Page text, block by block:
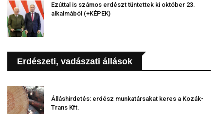
Ezúttal is számos erdészt tüntettek ki október 23.
alkalmából (+KÉPEK)
Erdészeti, vadászati állások
Álláshirdetés: erdész munkatársakat keres a Kozák-
Trans Kft.